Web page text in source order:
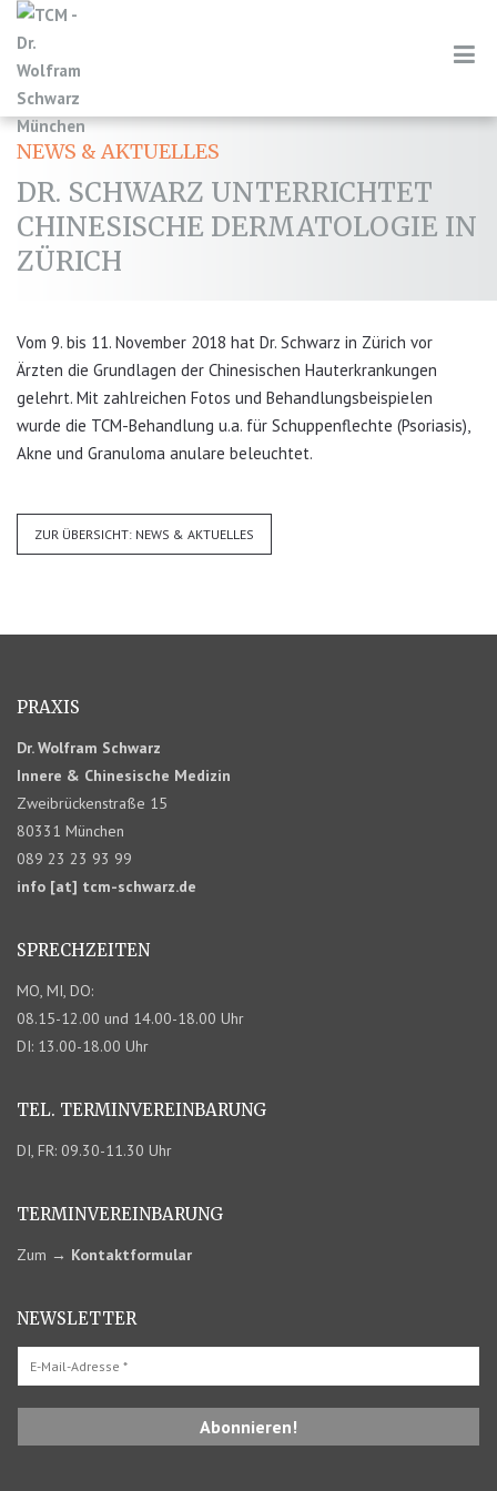
NEWS & AKTUELLES
DR. SCHWARZ UNTERRICHTET
CHINESISCHE DERMATOLOGIE IN
ZÜRICH
Vom 9. bis 11. November 2018 hat Dr. Schwarz in Zürich vor
Ärzten die Grundlagen der Chinesischen Hauterkrankungen
gelehrt. Mit zahlreichen Fotos und Behandlungsbeispielen
wurde die TCM-Behandlung u.a. für Schuppenflechte (Psoriasis),
Akne und Granuloma anulare beleuchtet.
ZUR ÜBERSICHT: NEWS & AKTUELLES
PRAXIS
Dr. Wolfram Schwarz
Innere & Chinesische Medizin
Zweibrückenstraße 15
80331 München
089 23 23 93 99
info [at] tcm-schwarz.de
SPRECHZEITEN
MO, MI, DO:
08.15-12.00 und 14.00-18.00 Uhr
DI: 13.00-18.00 Uhr
TEL. TERMIN­VEREINBARUNG
DI, FR: 09.30-11.30 Uhr
TERMIN­VEREINBARUNG
Zum → Kontaktformular
NEWSLETTER